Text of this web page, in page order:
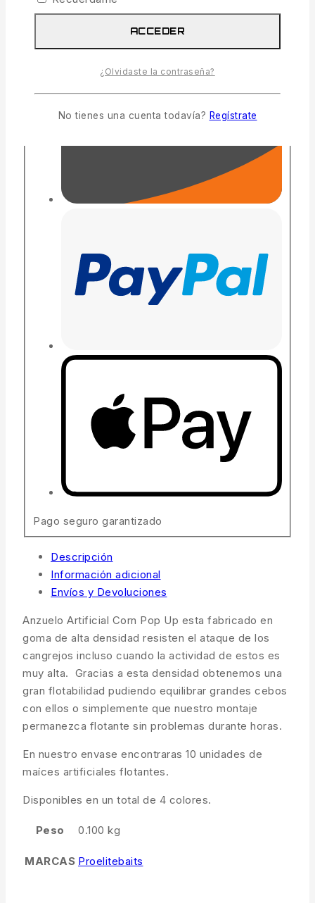
Pago seguro garantizado
Descripción
Información adicional
Envíos y Devoluciones
Anzuelo Artificial Corn Pop Up esta fabricado en
goma de alta densidad resisten el ataque de los
cangrejos incluso cuando la actividad de estos es
muy alta. Gracias a esta densidad obtenemos una
gran flotabilidad pudiendo equilibrar grandes cebos
con ellos o simplemente que nuestro montaje
permanezca flotante sin problemas durante horas.
En nuestro envase encontraras 10 unidades de
maíces artificiales flotantes.
Disponibles en un total de 4 colores.
Peso 0.100 kg
MARCAS Proelitebaits
ACCEDER
¿Olvidaste la contraseña?
No tienes una cuenta todavía? Regístrate